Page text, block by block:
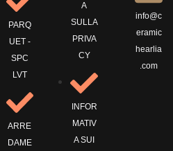
PARQ
UET -
SPC
LVT
ARRE
DAME
A
SULLA
PRIVA
CY
INFOR
MATIV
A SUI
info@c
eramic
hearlia
.com